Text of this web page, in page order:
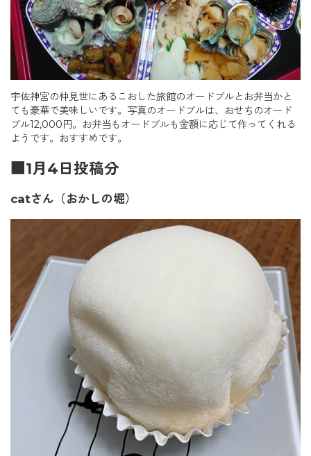
宇佐神宮の仲見世にあるこおした旅館のオードブルとお弁当かと
ても豪華で美味しいです。写真のオードブルは、おせちのオード
ブル12,000円。お弁当もオードブルも金額に応じて作ってくれる
ようです。おすすめです。
■1月4日投稿分
catさん（おかしの堀）